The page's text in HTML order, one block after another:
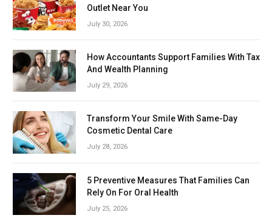
Outlet Near You
July 30, 2026
How Accountants Support Families With Tax
And Wealth Planning
July 29, 2026
Transform Your Smile With Same-Day
Cosmetic Dental Care
July 28, 2026
5 Preventive Measures That Families Can
Rely On For Oral Health
July 25, 2026